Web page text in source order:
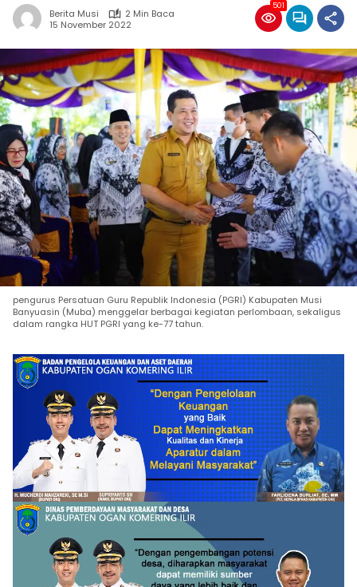
Berita Musi
2 Min Baca
15 November 2022
501
pengurus Persatuan Guru Republik Indonesia (PGRI) Kabupaten Musi
Banyuasin (Muba) menggelar berbagai kegiatan perlombaan, sekaligus
dalam rangka HUT PGRI yang ke-77 tahun.